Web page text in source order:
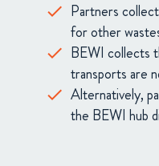
Partners
for other
BEWI collects
transports are
Alternatively,
the BEWI hub